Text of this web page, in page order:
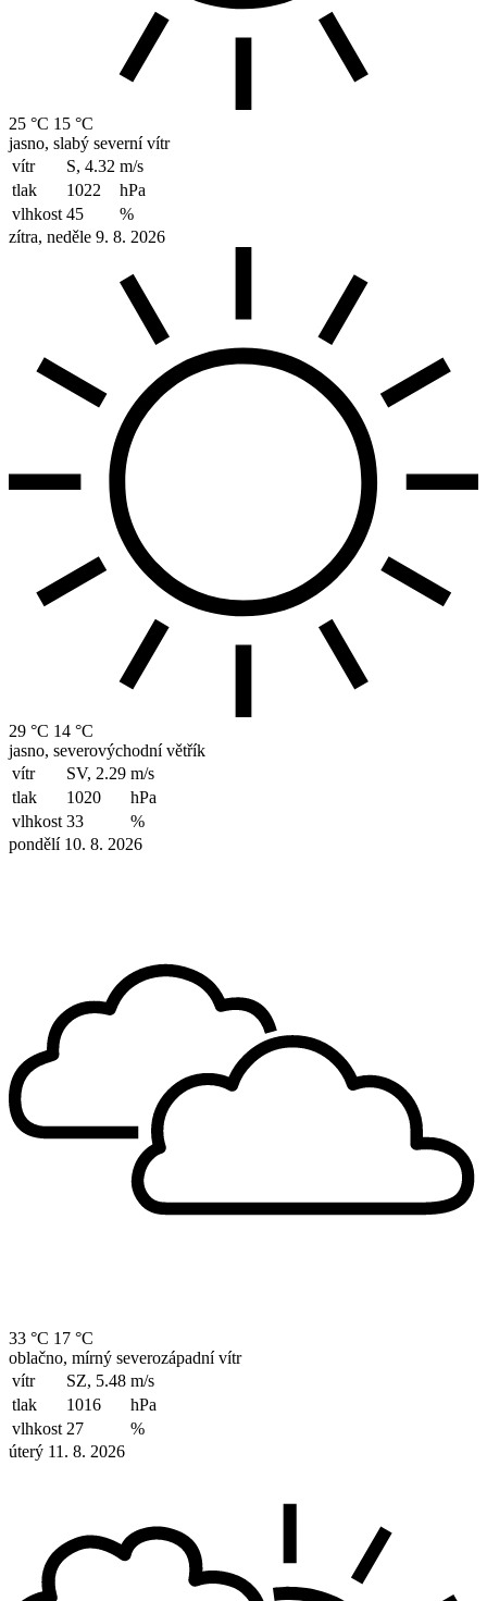
25 °C 15 °C
jasno, slabý severní vítr
vítr
S, 4.32 m/s
tlak
1022
hPa
vlhkost 45
%
zítra, neděle 9. 8. 2026
29 °C 14 °C
jasno, severovýchodní větřík
vítr
SV, 2.29 m/s
tlak
1020
hPa
vlhkost 33
%
pondělí 10. 8. 2026
33 °C 17 °C
oblačno, mírný severozápadní vítr
vítr
SZ, 5.48 m/s
tlak
1016
hPa
vlhkost 27
%
úterý 11. 8. 2026